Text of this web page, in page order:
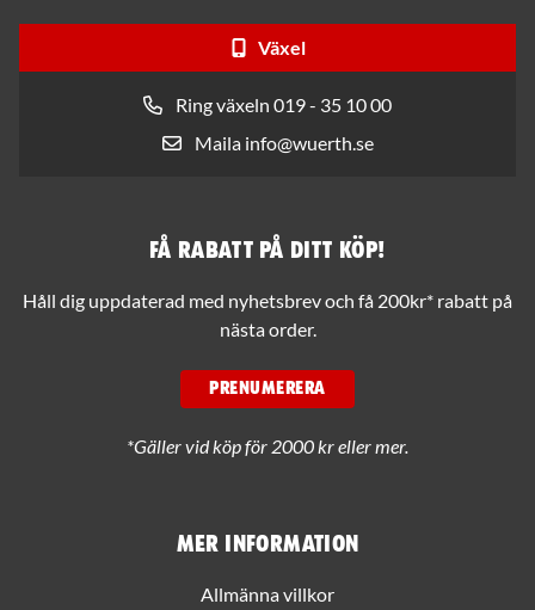
Växel
Ring växeln 019 - 35 10 00
Maila info@wuerth.se
Mer information
Allmänna villkor
Få rabatt på ditt köp!
Håll dig uppdaterad med nyhetsbrev och få 200kr* rabatt på
nästa order.
PRENUMERERA
*Gäller vid köp för 2000 kr eller mer.